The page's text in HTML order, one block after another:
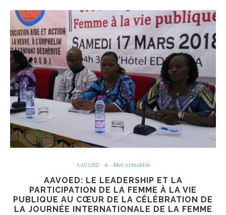
AAVOED Mes Actualités
AAVOED: LE LEADERSHIP ET LA
PARTICIPATION DE LA FEMME À LA VIE
PUBLIQUE AU CŒUR DE LA CÉLÉBRATION DE
LA JOURNÉE INTERNATIONALE DE LA FEMME